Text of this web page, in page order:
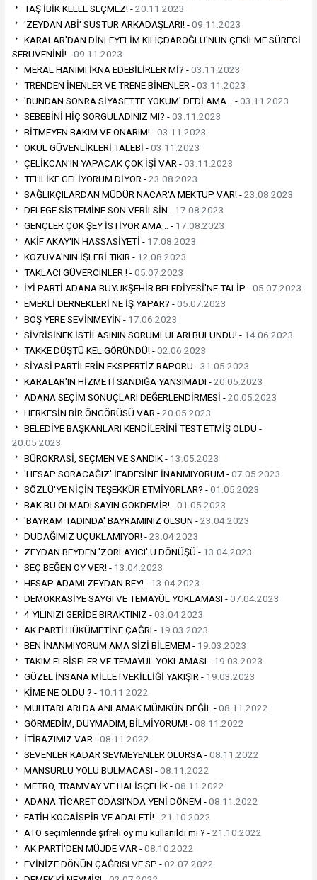
TAŞ İBİK KELLE SEÇMEZ! -20.11.2023
'ZEYDAN ABİ' SUSTUR ARKADAŞLARI! -09.11.2023
KARALAR'DAN DİNLEYELİM KILIÇDAROĞLU'NUN ÇEKİLME SÜRECİ
SERÜVENİNİ! -09.11.2023
MERAL HANIMI İKNA EDEBİLİRLER Mİ? -03.11.2023
TRENDEN İNENLER VE TRENE BİNENLER -03.11.2023
'BUNDAN SONRA SİYASETTE YOKUM' DEDİ AMA… -03.11.2023
SEBEBİNİ HİÇ SORGULADINIZ MI? -03.11.2023
BİTMEYEN BAKIM VE ONARIM! -03.11.2023
OKUL GÜVENLİKLERİ TALEBİ -03.11.2023
ÇELİKCAN'IN YAPACAK ÇOK İŞİ VAR -03.11.2023
TEHLİKE GELİYORUM DİYOR -23.08.2023
SAĞLIKÇILARDAN MÜDÜR NACAR'A MEKTUP VAR! -23.08.2023
DELEGE SİSTEMİNE SON VERİLSİN - 17.08.2023
GENÇLER ÇOK ŞEY İSTİYOR AMA… - 17.08.2023
AKİF AKAY'IN HASSASİYETİ - 17.08.2023
KOZUVA'NIN İŞLERİ TIKIR - 12.08.2023
TAKLACI GÜVERCINLER ! -05.07.2023
İYİ PARTİ ADANA BÜYÜKŞEHİR BELEDİYESİ'NE TALİP -05.07.2023
EMEKLİ DERNEKLERİ NE İŞ YAPAR? -05.07.2023
BOŞ YERE SEVİNMEYİN - 17.06.2023
SİVRİSİNEK İSTİLASININ SORUMLULARI BULUNDU! - 14.06.2023
TAKKE DÜŞTÜ KEL GÖRÜNDÜ! -02.06.2023
SİYASİ PARTİLERİN EKSPERTİZ RAPORU -31.05.2023
KARALAR'IN HİZMETİ SANDIĞA YANSIMADI -20.05.2023
ADANA SEÇİM SONUÇLARI DEĞERLENDİRMESİ -20.05.2023
HERKESİN BİR ÖNGÖRÜSÜ VAR -20.05.2023
BELEDİYE BAŞKANLARI KENDİLERİNİ TEST ETMİŞ OLDU -
20.05.2023
BÜROKRASİ, SEÇMEN VE SANDIK - 13.05.2023
'HESAP SORACAĞIZ' İFADESİNE İNANMIYORUM -07.05.2023
SÖZLÜ'YE NİÇİN TEŞEKKÜR ETMİYORLAR? -01.05.2023
BAK BU OLMADI SAYIN GÖKDEMİR! -01.05.2023
'BAYRAM TADINDA' BAYRAMINIZ OLSUN -23.04.2023
DUDAĞIMIZ UÇUKLAMIYOR! -23.04.2023
ZEYDAN BEYDEN 'ZORLAYICI' U DÖNÜŞÜ - 13.04.2023
SEÇ BEĞEN OY VER! - 13.04.2023
HESAP ADAMI ZEYDAN BEY! - 13.04.2023
DEMOKRASİYE SAYGI VE TEMAYÜL YOKLAMASI -07.04.2023
4 YILINIZI GERİDE BIRAKTINIZ -03.04.2023
AK PARTİ HÜKÜMETİNE ÇAĞRI - 19.03.2023
BEN İNANMIYORUM AMA SİZİ BİLEMEM - 19.03.2023
TAKIM ELBİSELER VE TEMAYÜL YOKLAMASI - 19.03.2023
GÜZEL İNSANA MİLLETVEKİLLİĞİ YAKIŞIR - 19.03.2023
KİME NE OLDU ? - 10.11.2022
MUHTARLARI DA ANLAMAK MÜMKÜN DEĞİL -08.11.2022
GÖRMEDİM, DUYMADIM, BİLMİYORUM! -08.11.2022
İTİRAZIMIZ VAR -08.11.2022
SEVENLER KADAR SEVMEYENLER OLURSA -08.11.2022
MANSURLU YOLU BULMACASI -08.11.2022
METRO, TRAMVAY VE HALİSÇELİK -08.11.2022
ADANA TİCARET ODASI'NDA YENİ DÖNEM -08.11.2022
FATİH KOCAİSPİR VE ADALETİ! -21.10.2022
ATO seçimlerinde şifreli oy mu kullanıldı mı ? -21.10.2022
AK PARTİ'DEN MÜJDE VAR -08.10.2022
EVİNİZE DÖNÜN ÇAĞRISI VE SP -02.07.2022